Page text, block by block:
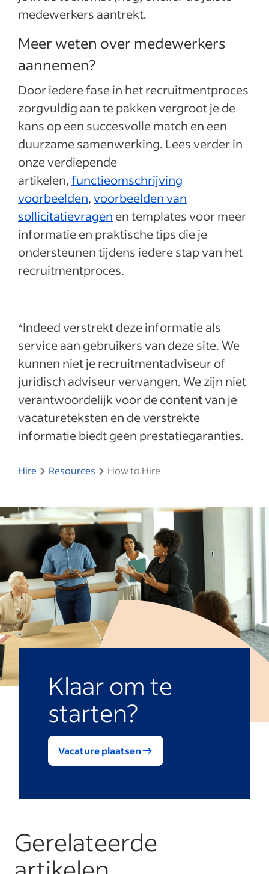
medewerkers aantrekt.
Meer weten over medewerkers
aannemen?
Door iedere fase in het recruitmentproces
zorgvuldig aan te pakken vergroot je de
kans op een succesvolle match en een
duurzame samenwerking. Lees verder in
onze verdiepende
artikelen,functieomschrijving
voorbeelden,voorbeelden van
sollicitatievragen en templates voor meer
informatie en praktische tips die je
ondersteunen tijdens iedere stap van het
recruitmentproces.
*Indeed verstrekt deze informatie als
service aan gebruikers van deze site. We
kunnen niet je recruitmentadviseur of
juridisch adviseur vervangen. We zijn niet
verantwoordelijk voor de content van je
vacatureteksten en de verstrekte
informatie biedt geen prestatiegaranties.
Hire Resources How to Hire
Klaar om te
starten?
Vacature plaatsen
Gerelateerde